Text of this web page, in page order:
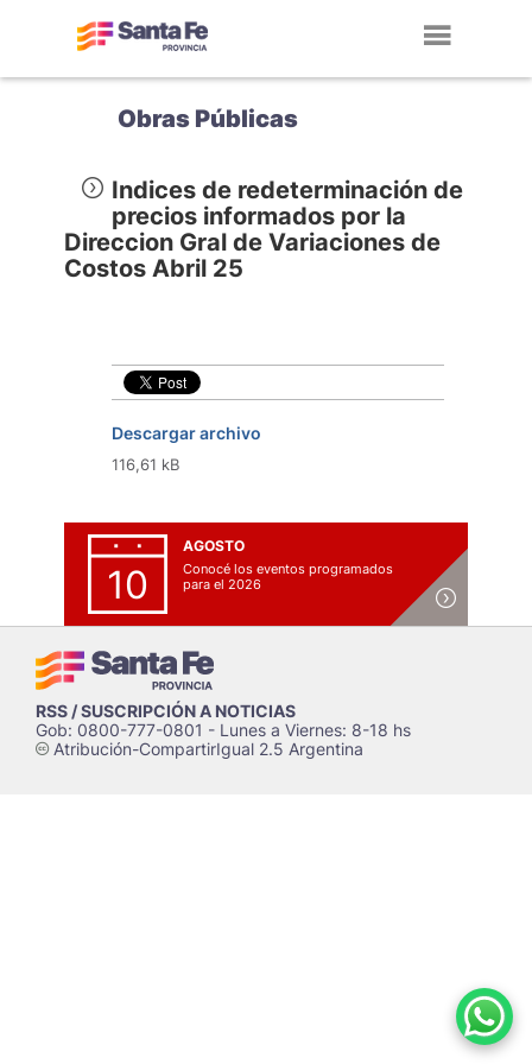
Obras Públicas
Indices de redeterminación de
precios informados por la
Direccion Gral de Variaciones de
Costos Abril 25
Descargar archivo
116,61 kB
10
AGOSTO
Conocé los eventos programados
para el 2026
RSS / SUSCRIPCIÓN A NOTICIAS
Gob: 0800-777-0801 - Lunes a Viernes: 8-18 hs
cAtribución-CompartirIgual 2.5 Argentina